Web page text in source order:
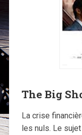
The Big
La crise
les nuls. Le